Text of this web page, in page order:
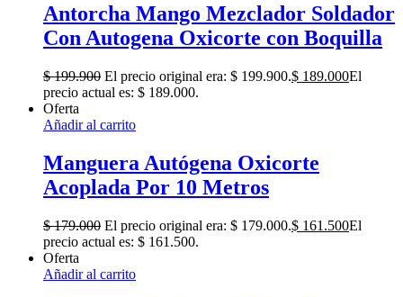
Antorcha Mango Mezclador Soldador
Con Autogena Oxicorte con Boquilla
$199.900 El precio original era: $ 199.900.$ 189.000El
precio actual es: $ 189.000.
Oferta
Añadir al carrito
Manguera Autógena Oxicorte
Acoplada Por 10 Metros
$179.000 El precio original era: $ 179.000.$ 161.500El
precio actual es: $ 161.500.
Oferta
Añadir al carrito